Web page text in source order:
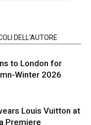
DELL'AUTORE
to London for
Winter 2026
Louis Vuitton at
Premiere